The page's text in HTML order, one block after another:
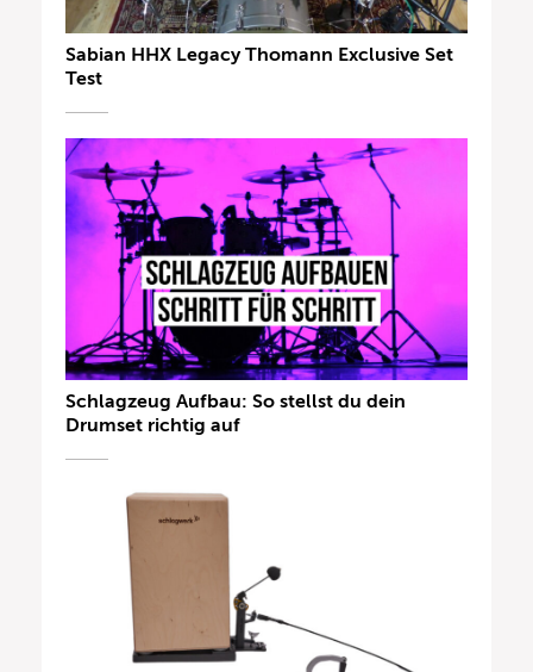
Sabian HHX Legacy Thomann Exclusive Set
Test
Schlagzeug Aufbau: So stellst du dein
Drumset richtig auf